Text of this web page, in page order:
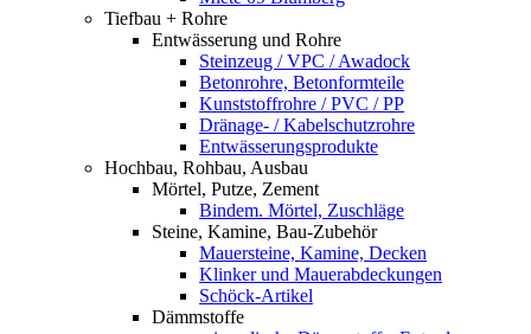
Tiefbau + Rohre
Entwässerung und Rohre
Steinzeug / VPC / Awadock
Betonrohre, Betonformteile
Kunststoffrohre / PVC / PP
Dränage- / Kabelschutzrohre
Entwässerungsprodukte
Hochbau, Rohbau, Ausbau
Mörtel, Putze, Zement
Bindem. Mörtel, Zuschläge
Steine, Kamine, Bau-Zubehör
Mauersteine, Kamine, Decken
Klinker und Mauerabdeckungen
Schöck-Artikel
Dämmstoffe